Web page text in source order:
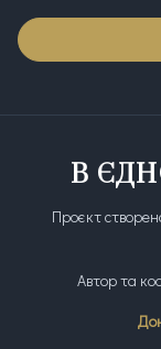
В
Проєкт
Автор та